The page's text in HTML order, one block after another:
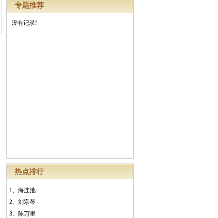
专题推荐
没有记录!
热点排行
1、 海连池
2、 刘宗琴
3、 陈万里